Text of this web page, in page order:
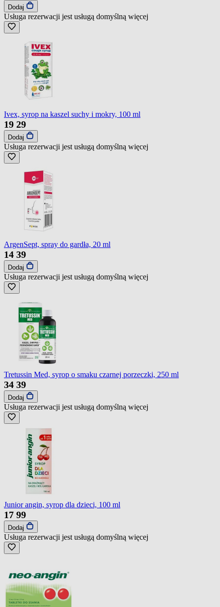
Dodaj
Usługa rezerwacji jest usługą domyślną więcej
Ivex, syrop na kaszel suchy i mokry, 100 ml
19 29
Dodaj
Usługa rezerwacji jest usługą domyślną więcej
ArgenSept, spray do gardła, 20 ml
14 39
Dodaj
Usługa rezerwacji jest usługą domyślną więcej
Tretussin Med, syrop o smaku czarnej porzeczki, 250 ml
34 39
Dodaj
Usługa rezerwacji jest usługą domyślną więcej
Junior angin, syrop dla dzieci, 100 ml
17 99
Dodaj
Usługa rezerwacji jest usługą domyślną więcej